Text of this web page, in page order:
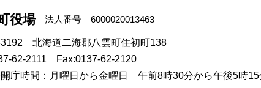
役場法人番号 6000020013463
3192 北海道二海郡八雲町住初町138
62-2111 Fax:0137-62-2120
庁時間：月曜日から金曜日 午前8時30分から午後5時15